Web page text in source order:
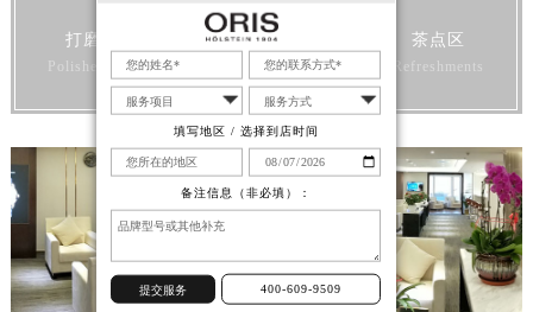
打磨区
Polished area
宾客休息区
Rest area
茶点区
Refreshments
填写地区 / 选择到店时间
备注信息（非必填）：
提交服务 400-609-9509